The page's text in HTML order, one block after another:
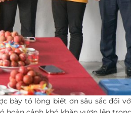
bày tỏ lòng biết ơn sâu sắc đối